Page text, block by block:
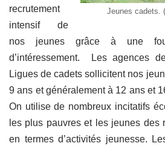
Jeunes cadets.
recrutement
intensif de
nos jeunes grâce à une
d’intéressement. Les agences
Ligues de cadets sollicitent nos
9 ans et généralement à 12 ans et
On utilise de nombreux incitatifs
les plus pauvres et les jeunes des
en termes d’activités jeunesse.